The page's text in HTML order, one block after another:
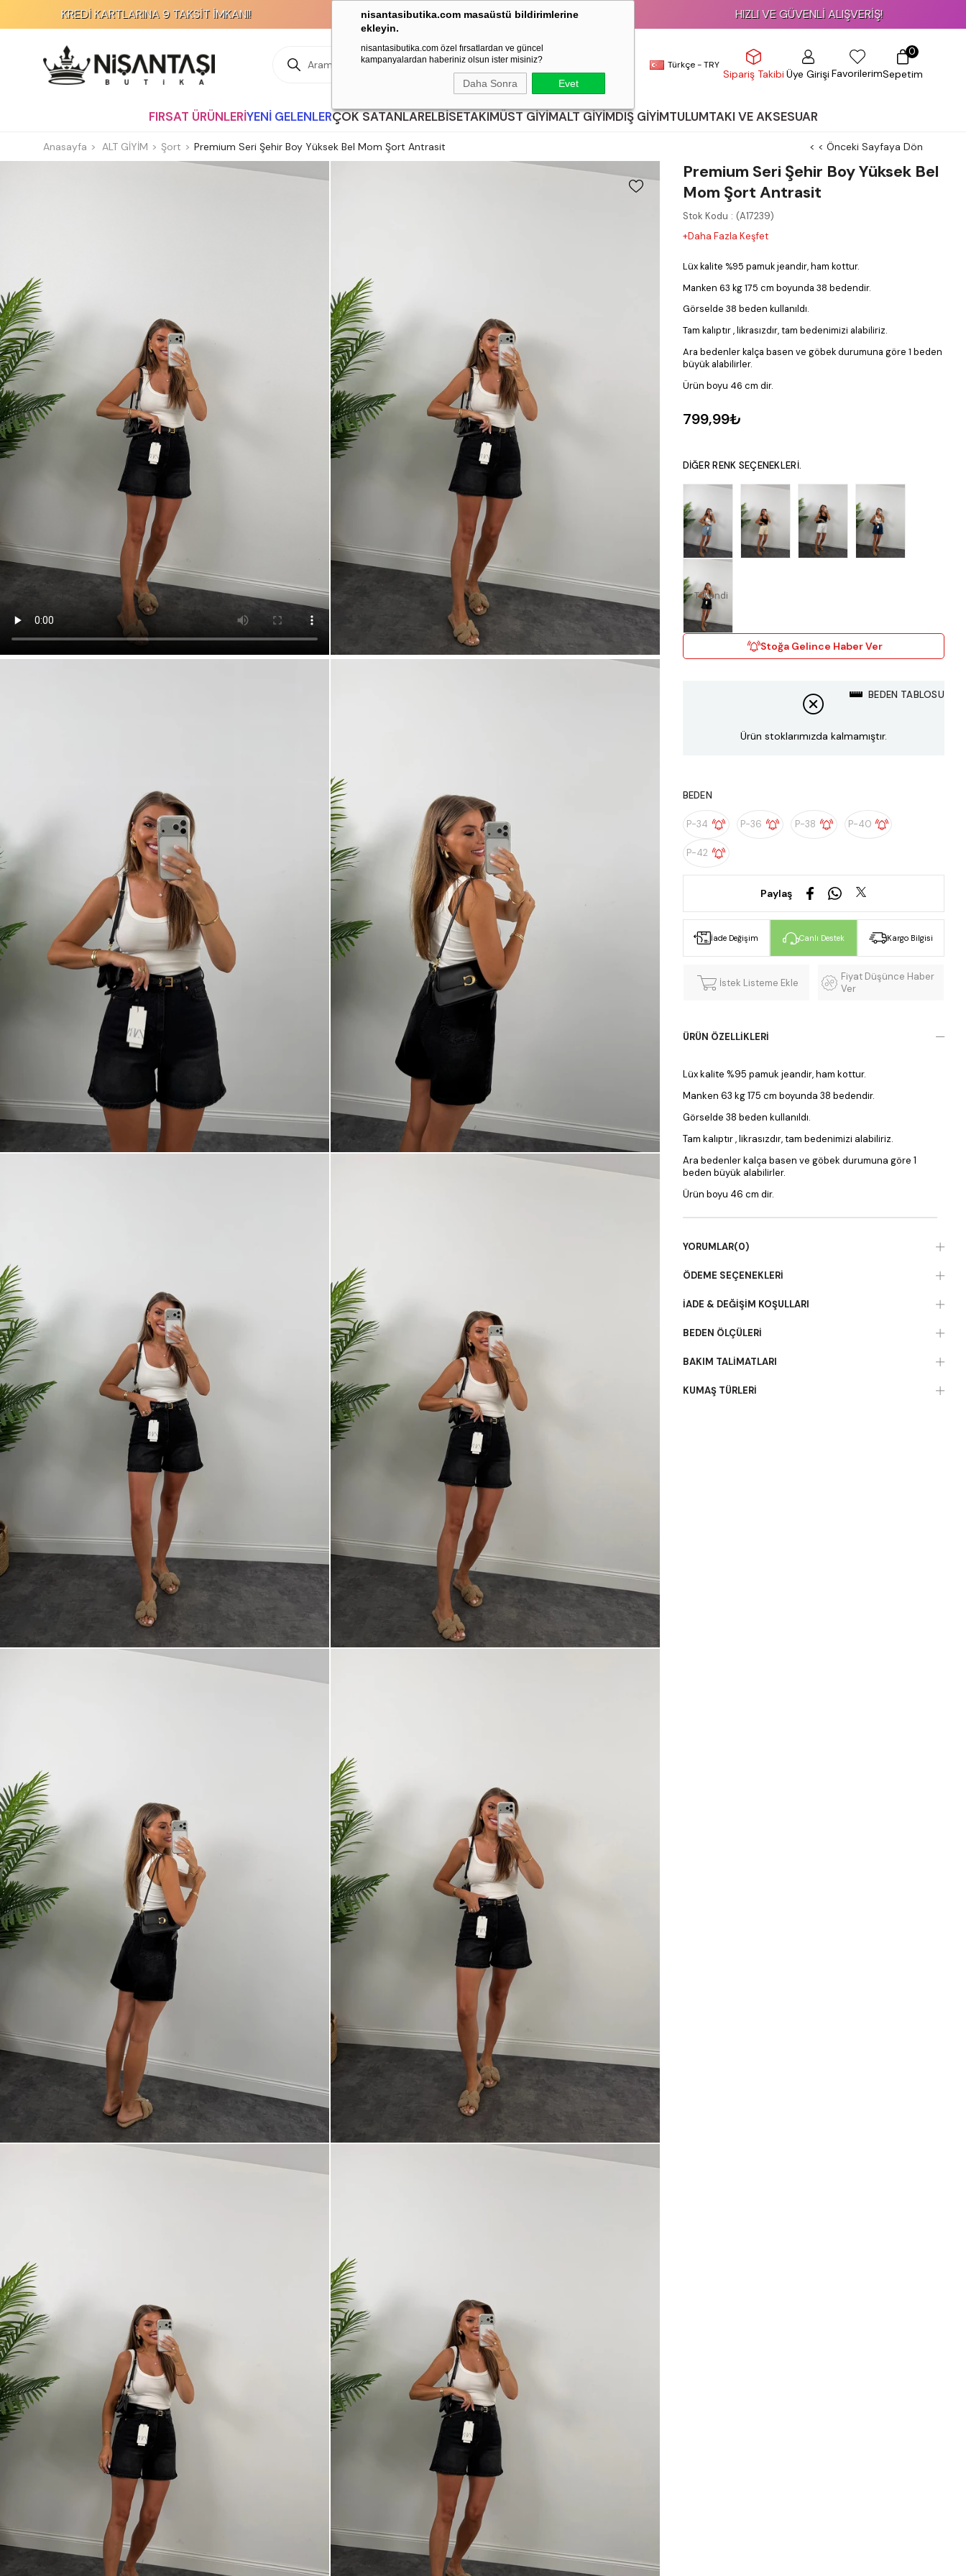
nisantasibutika.com masaüstü bildirimlerine
ekleyin.
nisantasibutika.com özel fırsatlardan ve güncel
kampanyalardan haberiniz olsun ister misiniz?
Daha Sonra Evet
KARTLARINA 9 TAKSİT İMKANI! KAPIDA ÖDEME İMKANI! HIZLI VE GÜVENLİ ALIŞVERİŞ!
Türkçe - TRY
Sipariş TakibiÜye GirişiFavorilerimSepetim
0
FIRSAT ÜRÜNLERİYENİ GELENLERÇOK SATANLARELBİSETAKIMÜST GİYİMALT GİYİMDIŞ GİYİMTULUMTAKI VE AKSESUAR
Anasayfa ALT GİYİM Şort Premium Seri Şehir Boy Yüksek Bel Mom Şort Antrasit < < Önceki Sayfaya Dön
Premium Seri Şehir Boy Yüksek Bel
Mom Şort Antrasit
Stok Kodu
(A17239)
+Daha Fazla Keşfet
Lüx kalite %95 pamuk jeandir, ham kottur.
Manken 63 kg 175 cm boyunda 38 bedendir.
Görselde 38 beden kullanıldı.
Tam kalıptır , likrasızdır, tam bedenimizi alabiliriz.
Ara bedenler kalça basen ve göbek durumuna göre 1 beden
büyük alabilirler.
Ürün boyu 46 cm dir.
799,99₺
DIĞER RENK SEÇENEKLERI.
Tükendi
Stoğa Gelince Haber Ver
BEDEN TABLOSU
Ürün stoklarımızda kalmamıştır.
BEDEN
P-34 P-36 P-38 P-40
P-42
Paylaş
İade Değişim Canlı Destek Kargo Bilgisi
İstek Listeme Ekle
Fiyat Düşünce Haber
Ver
ÜRÜN ÖZELLIKLERI
Lüx kalite %95 pamuk jeandir, ham kottur.
Manken 63 kg 175 cm boyunda 38 bedendir.
Görselde 38 beden kullanıldı.
Tam kalıptır , likrasızdır, tam bedenimizi alabiliriz.
Ara bedenler kalça basen ve göbek durumuna göre 1
beden büyük alabilirler.
Ürün boyu 46 cm dir.
YORUMLAR(0)
ÖDEME SEÇENEKLERI
İADE & DEĞIŞIM KOŞULLARI
BEDEN ÖLÇÜLERI
BAKIM TALIMATLARI
KUMAŞ TÜRLERI